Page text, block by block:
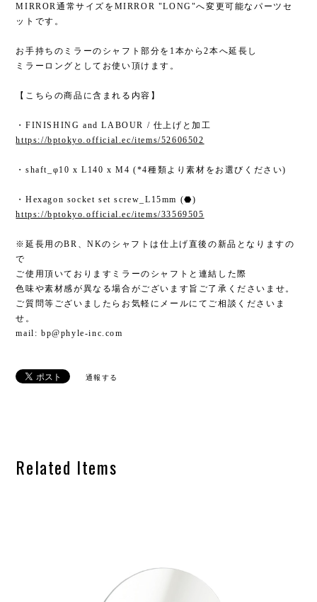
MIRROR通常サイズをMIRROR "LONG"へ変更可能なパーツセ
ットです。
お手持ちのミラーのシャフト部分を1本から2本へ延長し
ミラーロングとしてお使い頂けます。
【こちらの商品に含まれる内容】
・FINISHING and LABOUR / 仕上げと加工
https://bptokyo.official.ec/items/52606502
・shaft_φ10 x L140 x M4 (*4種類より素材をお選びください)
・Hexagon socket set screw_L15mm (⬣)
https://bptokyo.official.ec/items/33569505
※延長用のBR、NKのシャフトは仕上げ直後の新品となりますの
で
ご使用頂いておりますミラーのシャフトと連結した際
色味や素材感が異なる場合がございます旨ご了承くださいませ。
ご質問等ございましたらお気軽にメールにてご相談くださいま
せ。
mail: bp@phyle-inc.com
通報する
Related Items